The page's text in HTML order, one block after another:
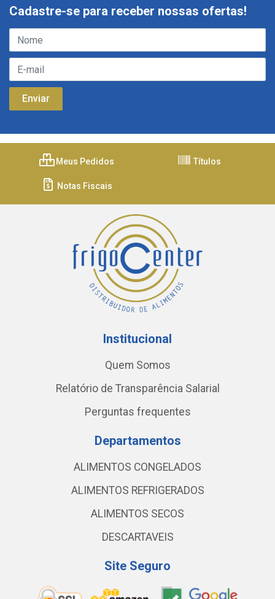
Cadastre-se para receber nossas ofertas!
Meus Pedidos Títulos
Notas Fiscais
Institucional
Quem Somos
Relatório de Transparência Salarial
Perguntas frequentes
Departamentos
ALIMENTOS CONGELADOS
ALIMENTOS REFRIGERADOS
ALIMENTOS SECOS
DESCARTAVEIS
Site Seguro